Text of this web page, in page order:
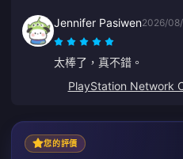
Jennifer Pasiwen2026/
太棒了，真不錯。
PlayStation Network
您的評價